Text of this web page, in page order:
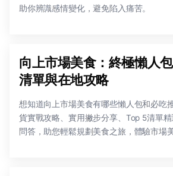
助你辨識感情變化，避免陷入痛苦。
向上市場美食：終極懶人
清單與在地攻略
想知道向上市場美食有哪些懶人包和必吃
貨實戰攻略、實用撇步分享、Top 5清單
問答，助您輕鬆規劃美食之旅，體驗市場